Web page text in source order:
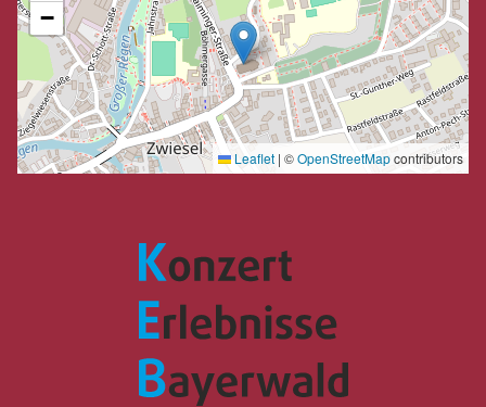
−
Leaflet | ©OpenStreetMapcontributors